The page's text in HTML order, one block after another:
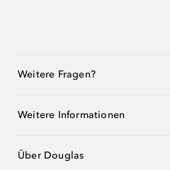
Weitere Fragen?
Weitere Informationen
Über Douglas